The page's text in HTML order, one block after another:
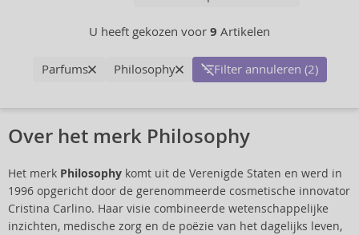
U heeft gekozen voor 9 Artikelen
Parfums Philosophy Filter annuleren (2)
Over het merk Philosophy
Het merk Philosophy komt uit de Verenigde Staten en werd in
1996 opgericht door de gerenommeerde cosmetische innovator
Cristina Carlino. Haar visie combineerde wetenschappelijke
inzichten, medische zorg en de poëzie van het dagelijks leven,